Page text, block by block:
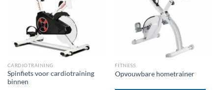
CARDIOTRAINING
Spinfiets voor cardiotraining
binnen
FITNESS
Opvouwbare hometrainer